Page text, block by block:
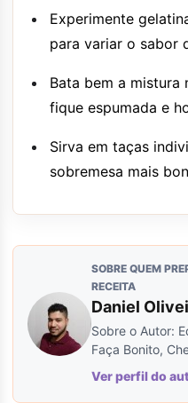
Experimente
para variar o sabor
Bata bem a
fique espumada e
Sirva em taças
sobremesa mais
SOBRE QUEM
RECEITA
Daniel
Sobre o Autor:
Faça Bonito,
Ver perfil do